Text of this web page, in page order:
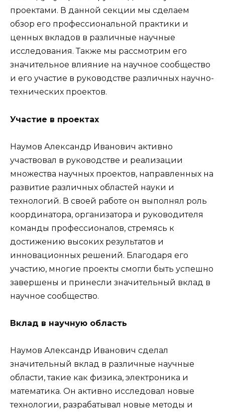
проектами. В данной секции мы сделаем
обзор его профессиональной практики и
ценных вкладов в различные научные
исследования. Также мы рассмотрим его
значительное влияние на научное сообщество
и его участие в руководстве различных научно-
технических проектов.
Участие в проектах
Наумов Александр Иванович активно
участвовал в руководстве и реализации
множества научных проектов, направленных на
развитие различных областей науки и
технологий. В своей работе он выполнял роль
координатора, организатора и руководителя
команды профессионалов, стремясь к
достижению высоких результатов и
инновационных решений. Благодаря его
участию, многие проекты смогли быть успешно
завершены и принесли значительный вклад в
научное сообщество.
Вклад в научную область
Наумов Александр Иванович сделал
значительный вклад в различные научные
области, такие как физика, электроника и
математика. Он активно исследовал новые
технологии, разрабатывал новые методы и